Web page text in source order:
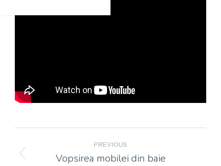
NAVIGATIONPREVIOUS
Previous
Vopsirea mobilei din baie